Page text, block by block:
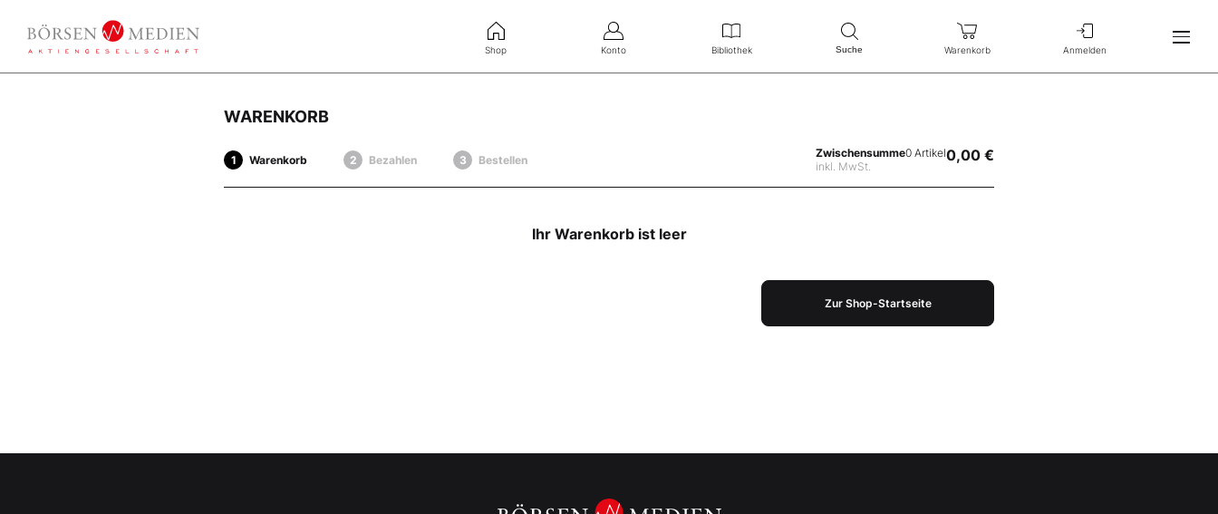
Shop Konto Bibliothek Suche Warenkorb Anmelden
WARENKORB
Warenkorb Bezahlen Bestellen
Zwischensumme
inkl. MwSt.
0 Artikel0,00 €
Ihr Warenkorb ist leer
Zur Shop-Startseite